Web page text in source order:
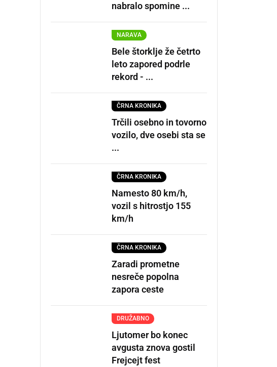
nabralo spomine ...
NARAVA
Bele štorklje že četrto
leto zapored podrle
rekord - ...
ČRNA KRONIKA
Trčili osebno in tovorno
vozilo, dve osebi sta se
...
ČRNA KRONIKA
Namesto 80 km/h,
vozil s hitrostjo 155
km/h
ČRNA KRONIKA
Zaradi prometne
nesreče popolna
zapora ceste
DRUŽABNO
Ljutomer bo konec
avgusta znova gostil
Frejcejt fest